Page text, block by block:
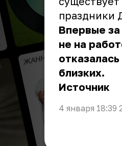
праздники
Впервые
не на
близких.
Источник
4 января 18:39